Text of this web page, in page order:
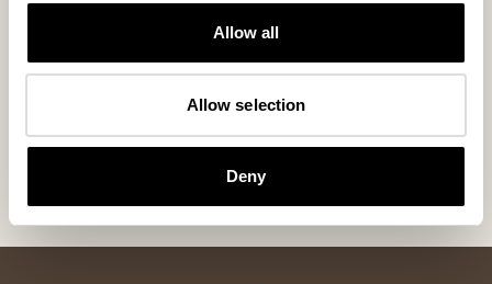
Allow all
Allow selection
Deny
Generøs stolhynde i fåreskind 40x40 cm
Rund polstret